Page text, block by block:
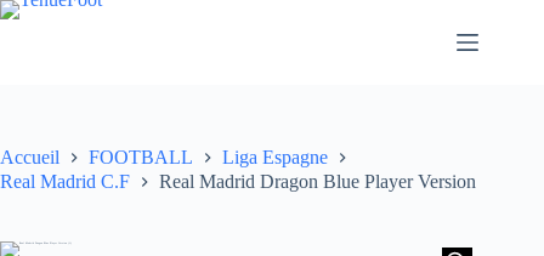
Passer
Accueil FOOTBALL
Liga Espagne
Real Madrid C.F
Real Madrid Dragon Blue Player Version